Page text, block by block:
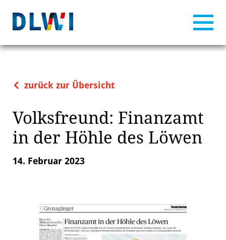
zurück zur Übersicht
Volksfreund: Finanzamt
in der Höhle des Löwen
14. Februar 2023